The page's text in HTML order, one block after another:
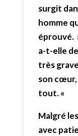
surgit
homme
éprouvé.
a-t-elle
très
son
tout. «
Malgré
avec